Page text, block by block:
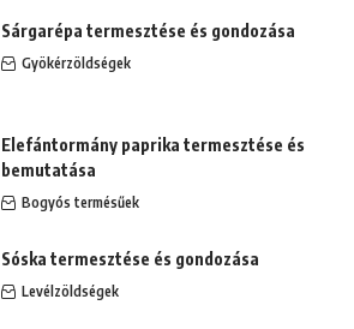
Sárgarépa termesztése és gondozása
Gyökérzöldségek
Elefántormány paprika termesztése és
bemutatása
Bogyós termésűek
Sóska termesztése és gondozása
Levélzöldségek